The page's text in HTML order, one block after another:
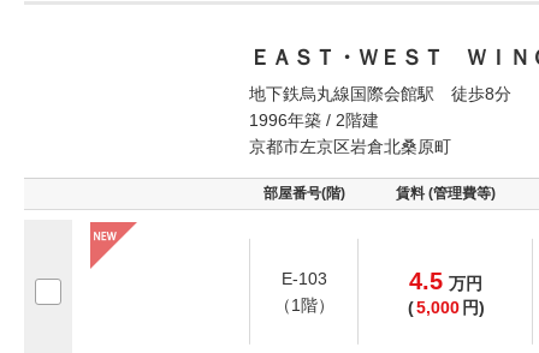
ＥＡＳＴ・ＷＥＳＴ ＷＩＮ
地下鉄烏丸線国際会館駅 徒歩8分
1996年築 / 2階建
京都市左京区岩倉北桑原町
部屋番号(階) 賃料 (管理費等)
E-103
（1階）
4.5 万円
(5,000 円)